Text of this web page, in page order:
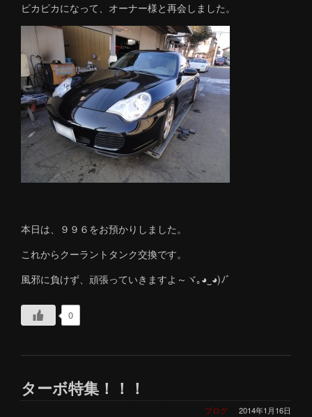
ピカピカになって、オーナー様と再会しました。
本日は、９９６をお預かりしました。
これからクーラントタンク交換です。
風邪に負けず、頑張っていきますよ～ヾ｡◕‿◕)ﾉﾞ
0
ターボ特集！！！
2014年1月16日
ブログ